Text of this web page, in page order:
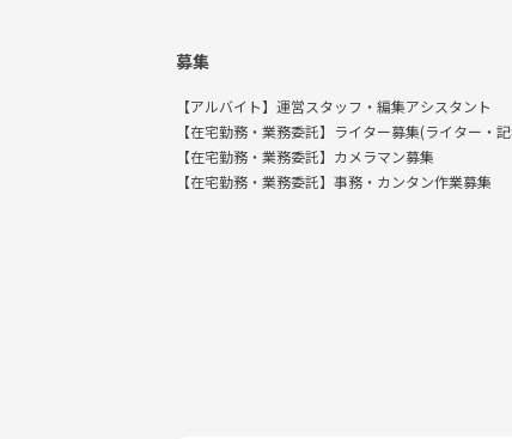
募集
【アルバイト】運営スタッフ・編集アシスタント
【在宅勤務・業務委託】ライター募集(ライター・
【在宅勤務・業務委託】カメラマン募集
【在宅勤務・業務委託】事務・カンタン作業募集